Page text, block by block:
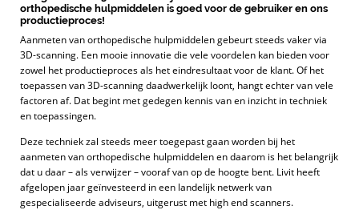
orthopedische hulpmiddelen is goed voor de gebruiker en ons
productieproces!
Aanmeten van orthopedische hulpmiddelen gebeurt steeds vaker via
3D-scanning. Een mooie innovatie die vele voordelen kan bieden voor
zowel het productieproces als het eindresultaat voor de klant. Of het
toepassen van 3D-scanning daadwerkelijk loont, hangt echter van vele
factoren af. Dat begint met gedegen kennis van en inzicht in techniek
en toepassingen.
Deze techniek zal steeds meer toegepast gaan worden bij het
aanmeten van orthopedische hulpmiddelen en daarom is het belangrijk
dat u daar – als verwijzer – vooraf van op de hoogte bent. Livit heeft
afgelopen jaar geïnvesteerd in een landelijk netwerk van
gespecialiseerde adviseurs, uitgerust met high end scanners.